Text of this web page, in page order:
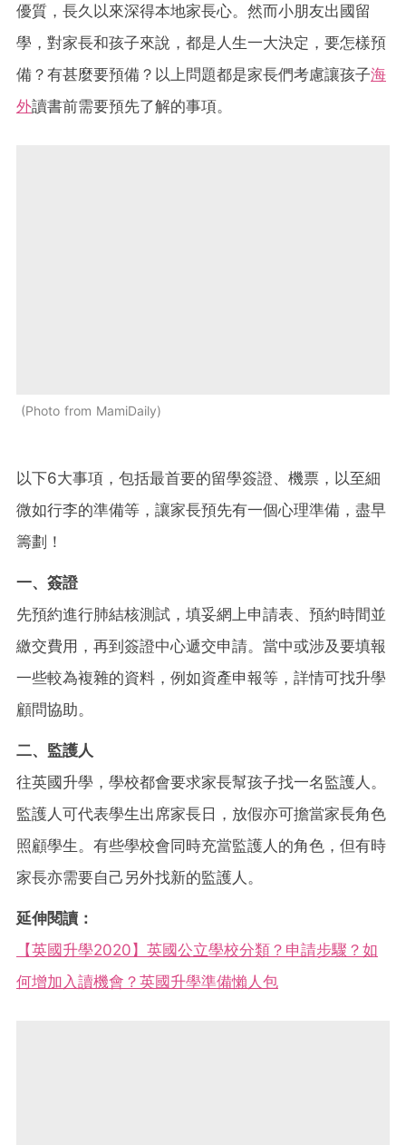
優質，長久以來深得本地家長心。然而小朋友出國留
學，對家長和孩子來說，都是人生一大決定，要怎樣預
備？有甚麼要預備？以上問題都是家長們考慮讓孩子海
外讀書前需要預先了解的事項。
Photo from MamiDaily
以下6大事項，包括最首要的留學簽證、機票，以至細
微如行李的準備等，讓家長預先有一個心理準備，盡早
籌劃！
一、簽證
先預約進行肺結核測試，填妥網上申請表、預約時間並
繳交費用，再到簽證中心遞交申請。當中或涉及要填報
一些較為複雜的資料，例如資產申報等，詳情可找升學
顧問協助。
二、監護人
往英國升學，學校都會要求家長幫孩子找一名監護人。
監護人可代表學生出席家長日，放假亦可擔當家長角色
照顧學生。有些學校會同時充當監護人的角色，但有時
家長亦需要自己另外找新的監護人。
延伸閱讀：
【英國升學2020】英國公立學校分類？申請步驟？如
何增加入讀機會？英國升學準備懶人包